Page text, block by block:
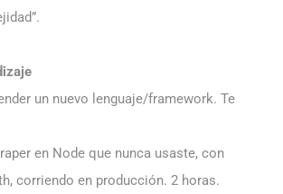
un nuevo lenguaje/framework. Te
en Node que nunca usaste, con
corriendo en producción. 2 horas.